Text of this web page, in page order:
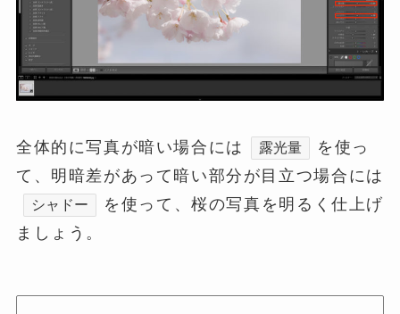
全体的に写真が暗い場合には 露光量
を使っ
て、明暗差があって暗い部分が目立つ場合には
シャドー
を使って、桜の写真を明るく仕上げ
ましょう。